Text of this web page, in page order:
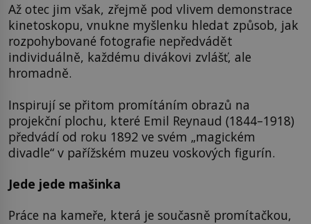
Až otec jim však, zřejmě pod vlivem demonstrace
kinetoskopu, vnukne myšlenku hledat způsob, jak
rozpohybované fotografie nepředvádět
individuálně, každému divákovi zvlášť, ale
hromadně.
Inspirují se přitom promítáním obrazů na
projekční plochu, které Emil Reynaud (1844–1918)
předvádí od roku 1892 ve svém „magickém
divadle“ v pařížském muzeu voskových figurín.
Jede jede mašinka
Práce na kameře, která je současně promítačkou,